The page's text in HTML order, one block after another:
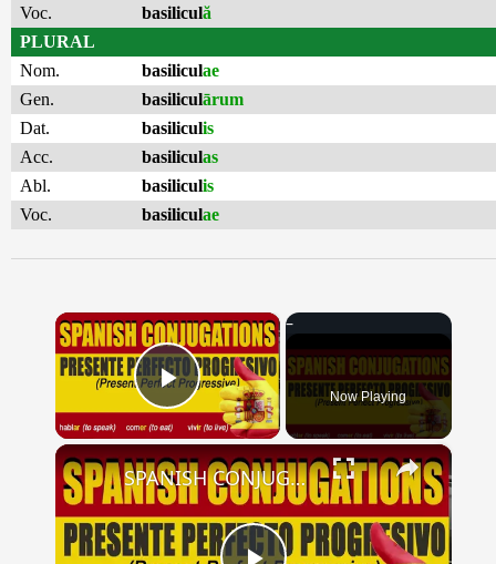
Voc.
basiliculă
PLURAL
Nom.
basiliculae
Gen.
basiliculārum
Dat.
basiliculis
Acc.
basiliculas
Abl.
basiliculis
Voc.
basiliculae
×
Play Video Now Playing
×
SPANISH CONJUGATIONS: Present Perfect Progressive (Presente Perfecto Progresivo)